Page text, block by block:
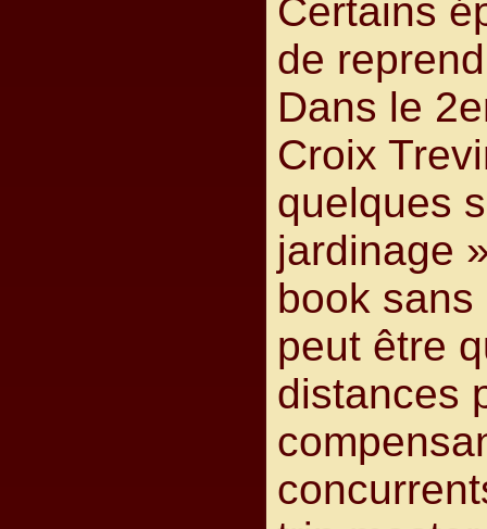
Certains
de
Dans le
Croix
quelques
jardinage
book
peut être
distances